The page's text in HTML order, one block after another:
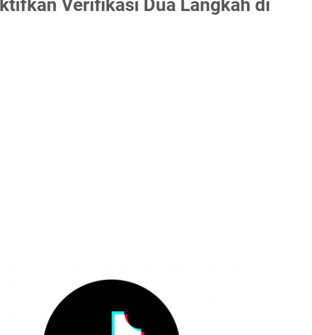
Verifikasi Dua Langkah di